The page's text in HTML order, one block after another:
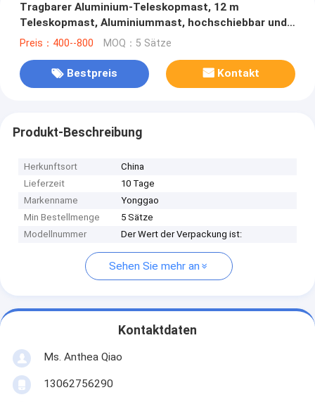
Tragbarer Aluminium-Teleskopmast, 12 m
Teleskopmast, Aluminiummast, hochschiebbar und
hochwindbar
Preis：400--800 MOQ：5 Sätze
Bestpreis Kontakt
Produkt-Beschreibung
Herkunftsort
China
Lieferzeit
10 Tage
Markenname
Yonggao
Min Bestellmenge
5 Sätze
Modellnummer
Der Wert der Verpackung ist:
Sehen Sie mehr an
Kontaktdaten
Ms. Anthea Qiao
13062756290